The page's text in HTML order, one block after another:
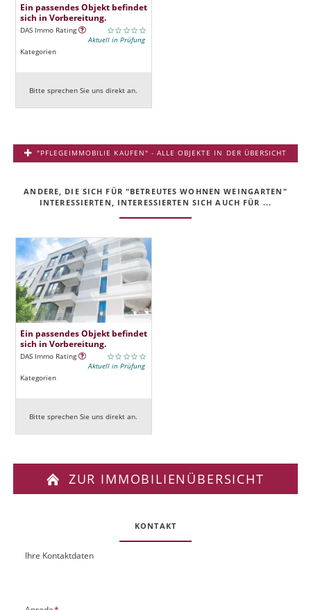
Ein passendes Objekt befindet
sich in Vorbereitung.
DAS Immo Rating
Aktuell in Prüfung
Kategorien
Bitte sprechen Sie uns direkt an.
"PFLEGEIMMOBILIE KAUFEN" - ALLE OBJEKTE IN DER ÜBERSICHT
ANDERE, DIE SICH FÜR "BETREUTES WOHNEN WEINGARTEN"
INTERESSIERTEN, INTERESSIERTEN SICH AUCH FÜR ...
Ein passendes Objekt befindet
sich in Vorbereitung.
DAS Immo Rating
Aktuell in Prüfung
Kategorien
Bitte sprechen Sie uns direkt an.
ZUR IMMOBILIENÜBERSICHT
KONTAKT
OUIhre Kontaktdaten